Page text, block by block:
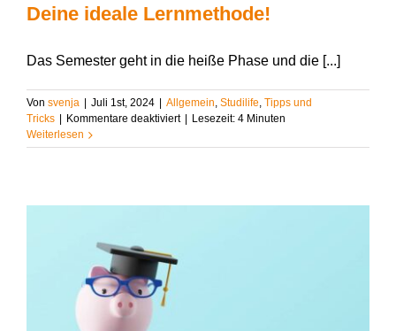
Deine ideale Lernmethode!
Das Semester geht in die heiße Phase und die [...]
Von svenja Juli 1st, 2024 Allgemein, Studilife, Tipps und
Tricks
Kommentare deaktiviertfür
Lerntyp
Lesezeit: 4 Minuten
Weiterlesen